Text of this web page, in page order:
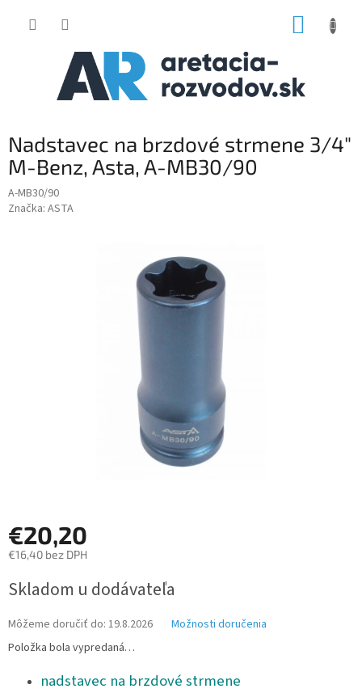
Nadstavec na brzdové strmene 3/4"
M-Benz, Asta, A-MB30/90
A-MB30/90
Značka: ASTA
€20,20
€16,40 bez DPH
cena:
Skladom u dodávateľa
Môžeme doručiť do: 19.8.2026
Možnosti doručenia
Položka bola vypredaná…
nadstavec na brzdové strmene